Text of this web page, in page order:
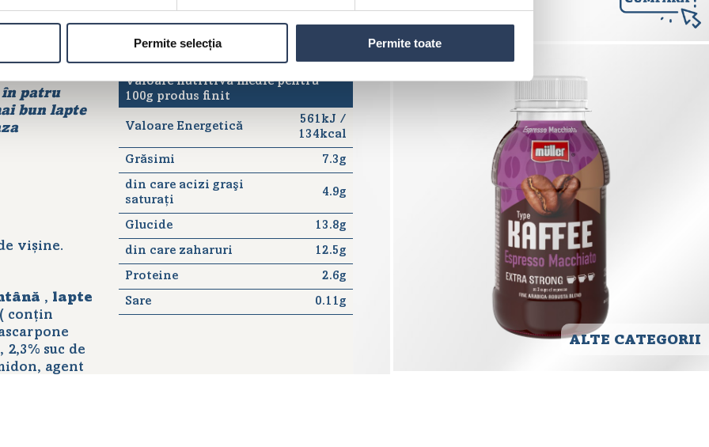
Permite selecția Permite toate
ȘI VIȘINE
în patru
bun lapte
vișine.
, lapte
conțin
suc de
agent
Valoare nutritivă medie pentru
100g produs finit
Valoare Energetică
561kJ /
134kcal
Grăsimi
7.3g
din care acizi graşi
saturaţi
4.9g
Glucide
13.8g
din care zaharuri
12.5g
Proteine
2.6g
Sare
0.11g
ALTE CATEGORII